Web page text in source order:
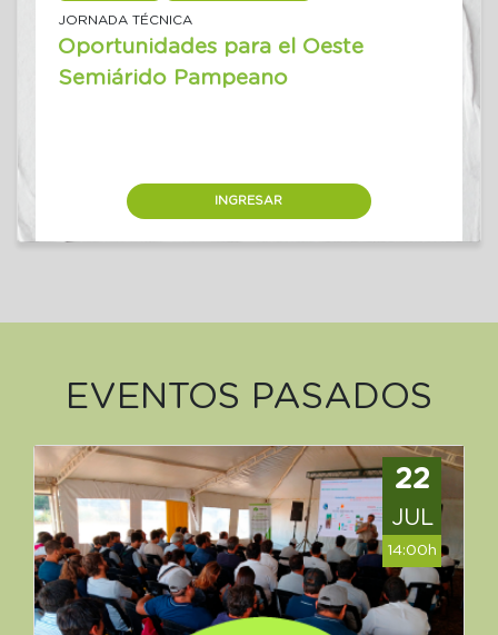
JORNADA TÉCNICA
Oportunidades para el Oeste
Semiárido Pampeano
INGRESAR
EVENTOS PASADOS
22
JUL
14:00h